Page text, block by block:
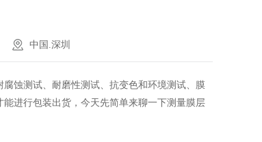
中国.深圳
蚀测试、耐磨性测试、抗变色和环境测试、膜
进行包装出货，今天先简单来聊一下测量膜层